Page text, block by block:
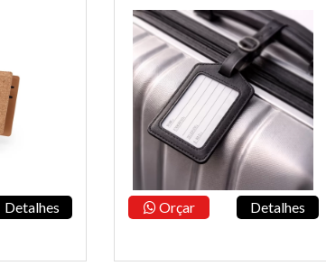
Detalhes Orçar Detalhes